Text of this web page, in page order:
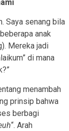
Saya senang bila
anak
Mereka jadi
di mana
menambah
prinsip bahwa
berbagi
“. Arah